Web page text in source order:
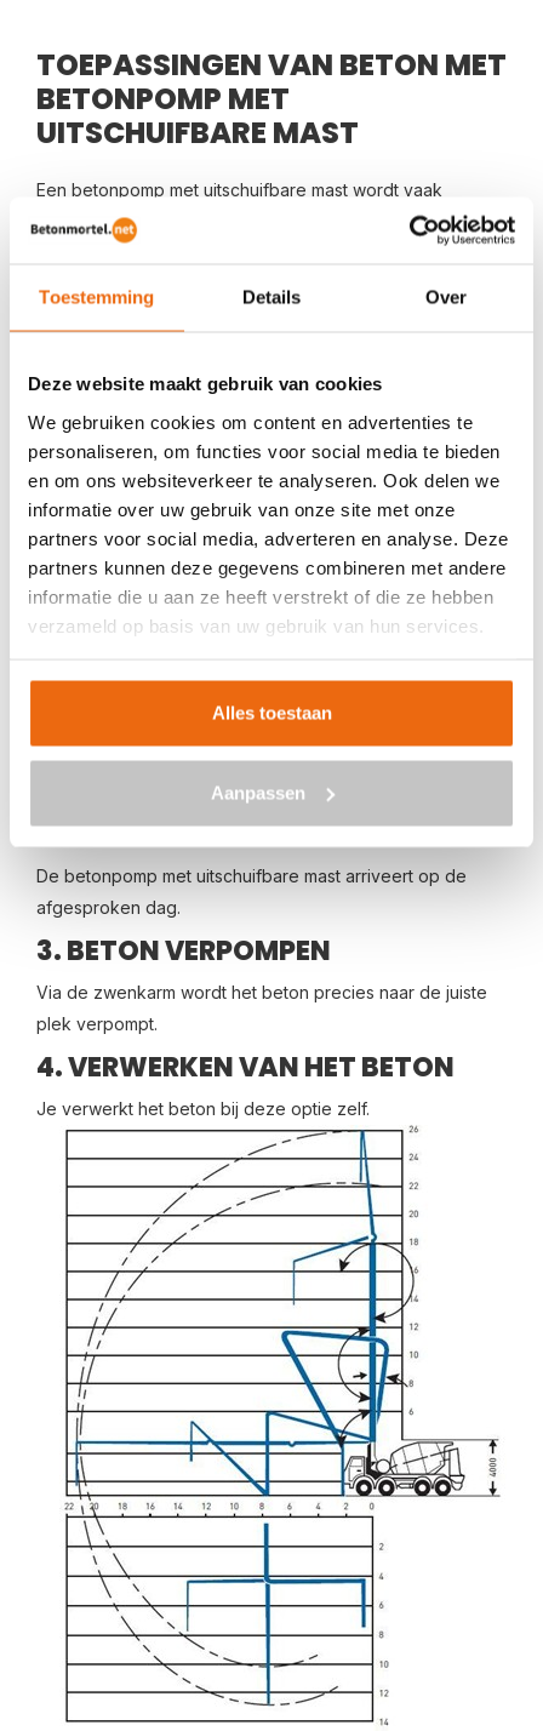
Toestemming Details Over
Deze website maakt gebruik van cookies
We gebruiken cookies om content en advertenties te
personaliseren, om functies voor social media te bieden
en om ons websiteverkeer te analyseren. Ook delen we
informatie over uw gebruik van onze site met onze
partners voor social media, adverteren en analyse. Deze
partners kunnen deze gegevens combineren met andere
informatie die u aan ze heeft verstrekt of die ze hebben
verzameld op basis van uw gebruik van hun services.
Alles toestaan
Aanpassen
TOEPASSINGEN VAN BETON MET
BETONPOMP MET
UITSCHUIFBARE MAST
Een betonpomp met uitschuifbare mast wordt vaak
ingezet voor:
betonvloer laten storten
beton in de tuin storten
schuur of tuinhuis fundering
bedrijfsvloeren
Voor zowel particulieren als zakelijke projecten is dit een
praktische oplossing.
HOE WERKT BETON STORTEN
MET EEN BETONPOMP MET
UITSCHUIFBARE MAST?
1. OFFERTE AANVRAGEN
Je vraagt een offerte aan op basis van jouw postcode en
2. LEVERING OP LOCATIE
De betonpomp met uitschuifbare mast arriveert op de
afgesproken dag.
3. BETON VERPOMPEN
Via de zwenkarm wordt het beton precies naar de juiste
plek verpompt.
4. VERWERKEN VAN HET BETON
Je verwerkt het beton bij deze optie zelf.